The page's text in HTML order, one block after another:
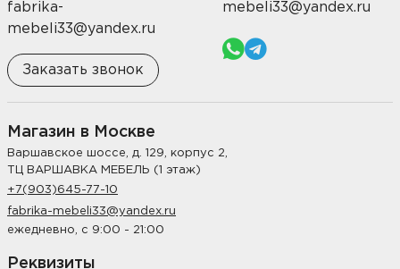
fabrika-
mebeli33@yandex.ru
Заказать звонок
mebeli33@yandex.ru
Магазин в Москве
Варшавское шоссе, д. 129, корпус 2,
ТЦ ВАРШАВКА МЕБЕЛЬ (1 этаж)
+7(903)645-77-10
fabrika-mebeli33@yandex.ru
ежедневно, с 9:00 - 21:00
Реквизиты